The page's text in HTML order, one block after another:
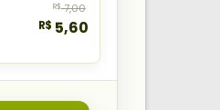
R$7,00
R$ 5,60